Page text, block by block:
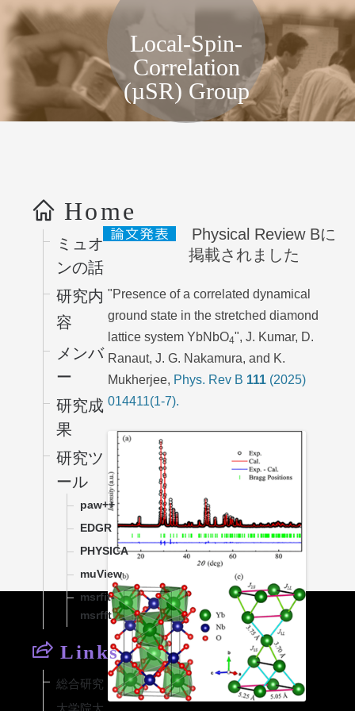
コンテンツへス
キップ
局所スピン相関物性グループ, KEK
Local-Spin-
Correlation
(µSR) Group
Physical Review Bに
掲載されました
"Presence of a correlated dynamical
ground state in the stretched diamond
lattice system YbNbO4", J. Kumar, D.
Ranaut, J. G. Nakamura, and K.
Mukherjee, Phys. Rev B 111 (2025)
014411(1-7).
Home
ミュオ
ンの話
研究内
容
メンバ
ー
研究成
果
研究ツ
ール
paw++
EDGR
PHYSICA
muView
msrfit-
msrfft
Links
総合研究
大学院大